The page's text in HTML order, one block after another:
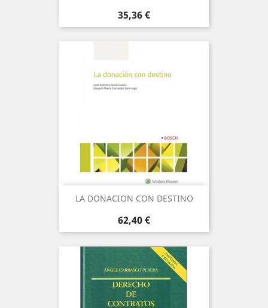
Precio
35,36 €
LA DONACION CON DESTINO
Precio
62,40 €